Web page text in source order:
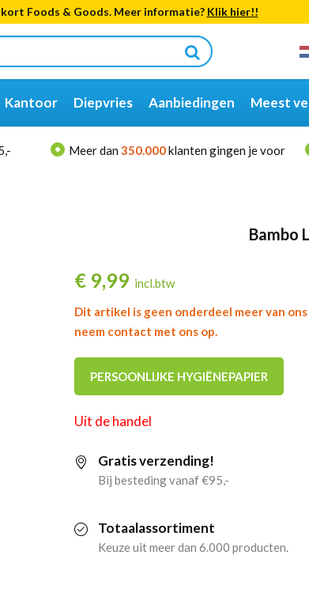
Foods & Goods. Meer informatie? Klik hier!!
Kantoor Diepvries Aanbiedingen Meest
Meer dan 350.000klanten gingen je voor
Bambo
€ 9,99 incl.btw
Dit artikel is geen onderdeel meer van
neem contact met ons op.
PERSOONLIJKE HYGIËNEPAPIER
Uit de handel
Gratis verzending!
Bij besteding vanaf €95,-
Totaalassortiment
Keuze uit meer dan 6.000 producten.